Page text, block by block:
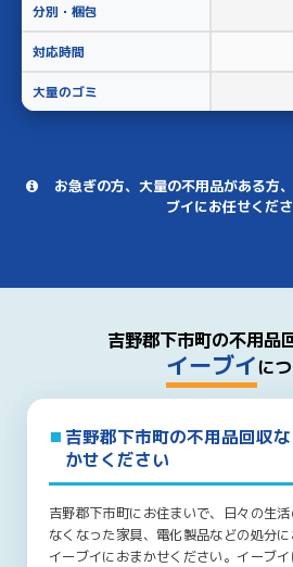
分別・梱包
対応時間
大量のゴミ
お急ぎの方、大量の不用品がある方
ブイにお任せくださ
吉野郡下市町の不用品
イーブイに
吉野郡下市町の不用品回収
かせください
吉野郡下市町にお住まいで、日々の生
なくなった家具、電化製品などの処分
イーブイにおまかせください。イーブ